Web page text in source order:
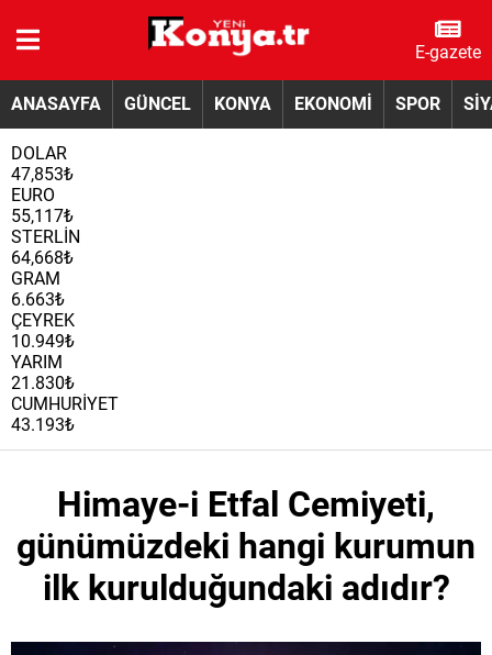
E-gazete
ANASAYFA GÜNCEL KONYA EKONOMİ SPOR
DOLAR
47,853₺
EURO
55,117₺
STERLİN
64,668₺
GRAM
6.663₺
ÇEYREK
10.949₺
YARIM
21.830₺
CUMHURİYET
43.193₺
Himaye-i Etfal Cemiyeti,
günümüzdeki hangi kurumun
ilk kurulduğundaki adıdır?